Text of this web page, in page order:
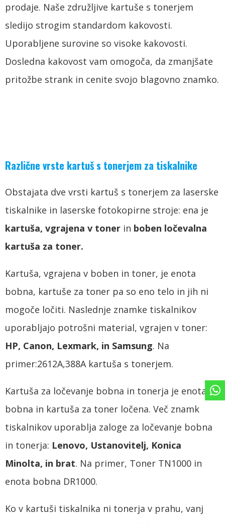
prodaje. Naše združljive kartuše s tonerjem
sledijo strogim standardom kakovosti.
Uporabljene surovine so visoke kakovosti.
Dosledna kakovost vam omogoča, da zmanjšate
pritožbe strank in cenite svojo blagovno znamko.
Različne vrste kartuš s tonerjem za tiskalnike
Obstajata dve vrsti kartuš s tonerjem za laserske
tiskalnike in laserske fotokopirne stroje: ena je
kartuša, vgrajena v toner in boben ločevalna
kartuša za toner.
Kartuša, vgrajena v boben in toner, je enota
bobna, kartuše za toner pa so eno telo in jih ni
mogoče ločiti. Naslednje znamke tiskalnikov
uporabljajo potrošni material, vgrajen v toner:
HP, Canon, Lexmark, in Samsung. Na
primer:2612A,388A kartuša s tonerjem.
Kartuša za ločevanje bobna in tonerja je enota
bobna in kartuša za toner ločena. Več znamk
tiskalnikov uporablja zaloge za ločevanje bobna
in tonerja: Lenovo, Ustanovitelj, Konica
Minolta, in brat. Na primer, Toner TN1000 in
enota bobna DR1000.
Ko v kartuši tiskalnika ni tonerja v prahu, vanj